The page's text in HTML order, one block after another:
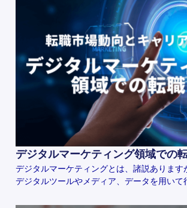
デジタルマーケティング領域での
デジタルマーケティングとは、諸説あります
デジタルツールやメディア、データを用い